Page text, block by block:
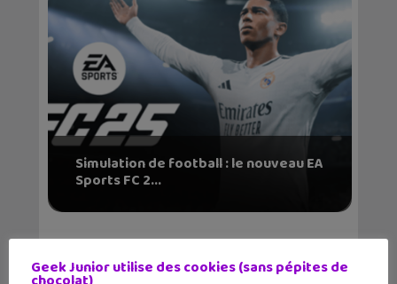
Simulation de football : le nouveau EA
Sports FC 2...
Geek Junior utilise des cookies (sans pépites de